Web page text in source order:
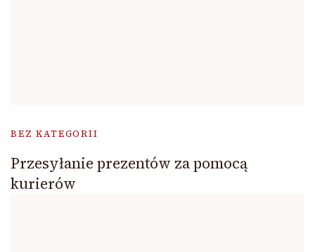
BEZ KATEGORII
Przesyłanie prezentów za pomocą
kurierów